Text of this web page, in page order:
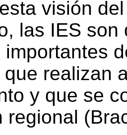
visión
las IES
importantes
realizan
y que se
regional